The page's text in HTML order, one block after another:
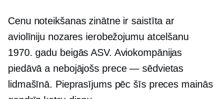
Cenu noteikšanas zinātne ir saistīta ar
aviolīniju nozares ierobežojumu atcelšanu
1970. gadu beigās ASV. Aviokompānijas
piedāvā a nebojājošs prece — sēdvietas
lidmašīnā. Pieprasījums pēc šīs preces mainās